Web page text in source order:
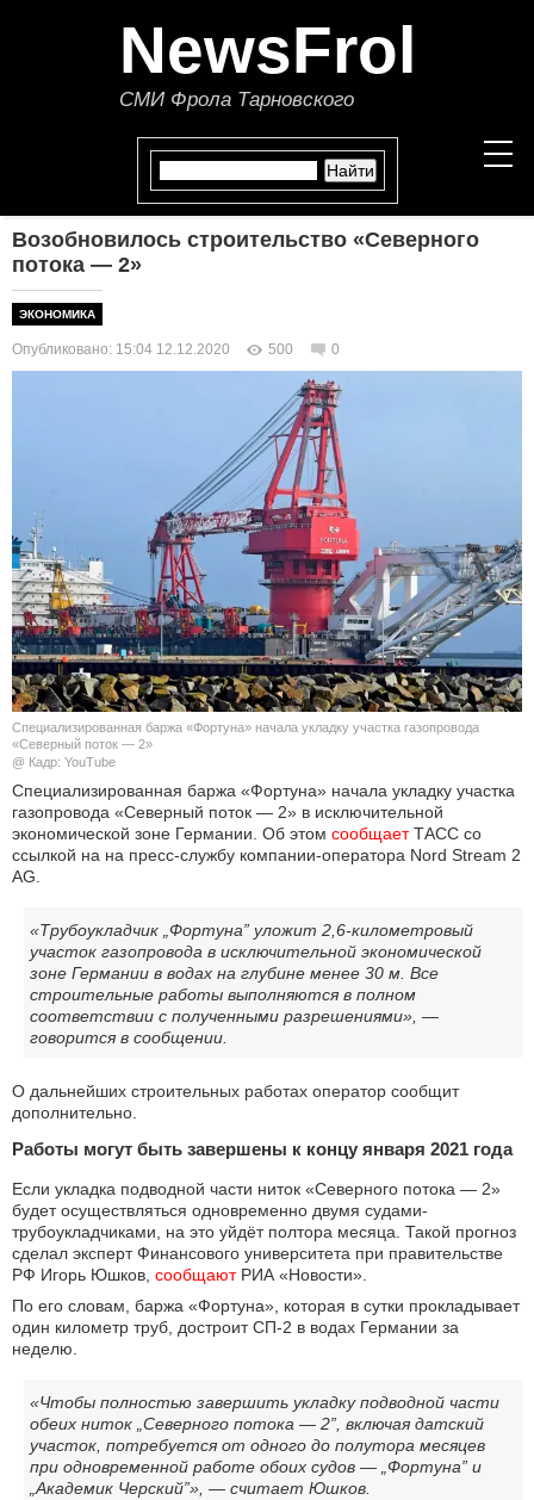
NewsFrol
СМИ Фрола Тарновского
ПОЛИТИКА
ЭКОНОМИКА
В МИРЕ
ОБЩЕСТВО
КУЛЬТУРА
НАУКА
СПОРТ
АВТО И МОТО
ЭГОИЗМ
Возобновилось строительство «Северного
потока — 2»
ЭКОНОМИКА
Опубликовано: 15:04 12.12.2020 500 0
Специализированная баржа «Фортуна» начала укладку участка газопровода
«Северный поток — 2»
@ Кадр: YouTube
Специализированная баржа «Фортуна» начала укладку участка
газопровода «Северный поток — 2» в исключительной
экономической зоне Германии. Об этом сообщаетТАСС со
ссылкой на на пресс-службу компании-оператора Nord Stream 2
AG.
«Трубоукладчик „Фортуна” уложит 2,6-километровый
участок газопровода в исключительной экономической
зоне Германии в водах на глубине менее 30 м. Все
строительные работы выполняются в полном
соответствии с полученными разрешениями», —
говорится в сообщении.
О дальнейших строительных работах оператор сообщит
дополнительно.
Работы могут быть завершены к концу января 2021 года
Если укладка подводной части ниток «Северного потока — 2»
будет осуществляться одновременно двумя судами-
трубоукладчиками, на это уйдёт полтора месяца. Такой прогноз
сделал эксперт Финансового университета при правительстве
РФ Игорь Юшков, сообщаютРИА «Новости».
По его словам, баржа «Фортуна», которая в сутки прокладывает
один километр труб, достроит СП-2 в водах Германии за
неделю.
«Чтобы полностью завершить укладку подводной части
обеих ниток „Северного потока — 2”, включая датский
участок, потребуется от одного до полутора месяцев
при одновременной работе обоих судов — „Фортуна” и
„Академик Черский”», — считает Юшков.